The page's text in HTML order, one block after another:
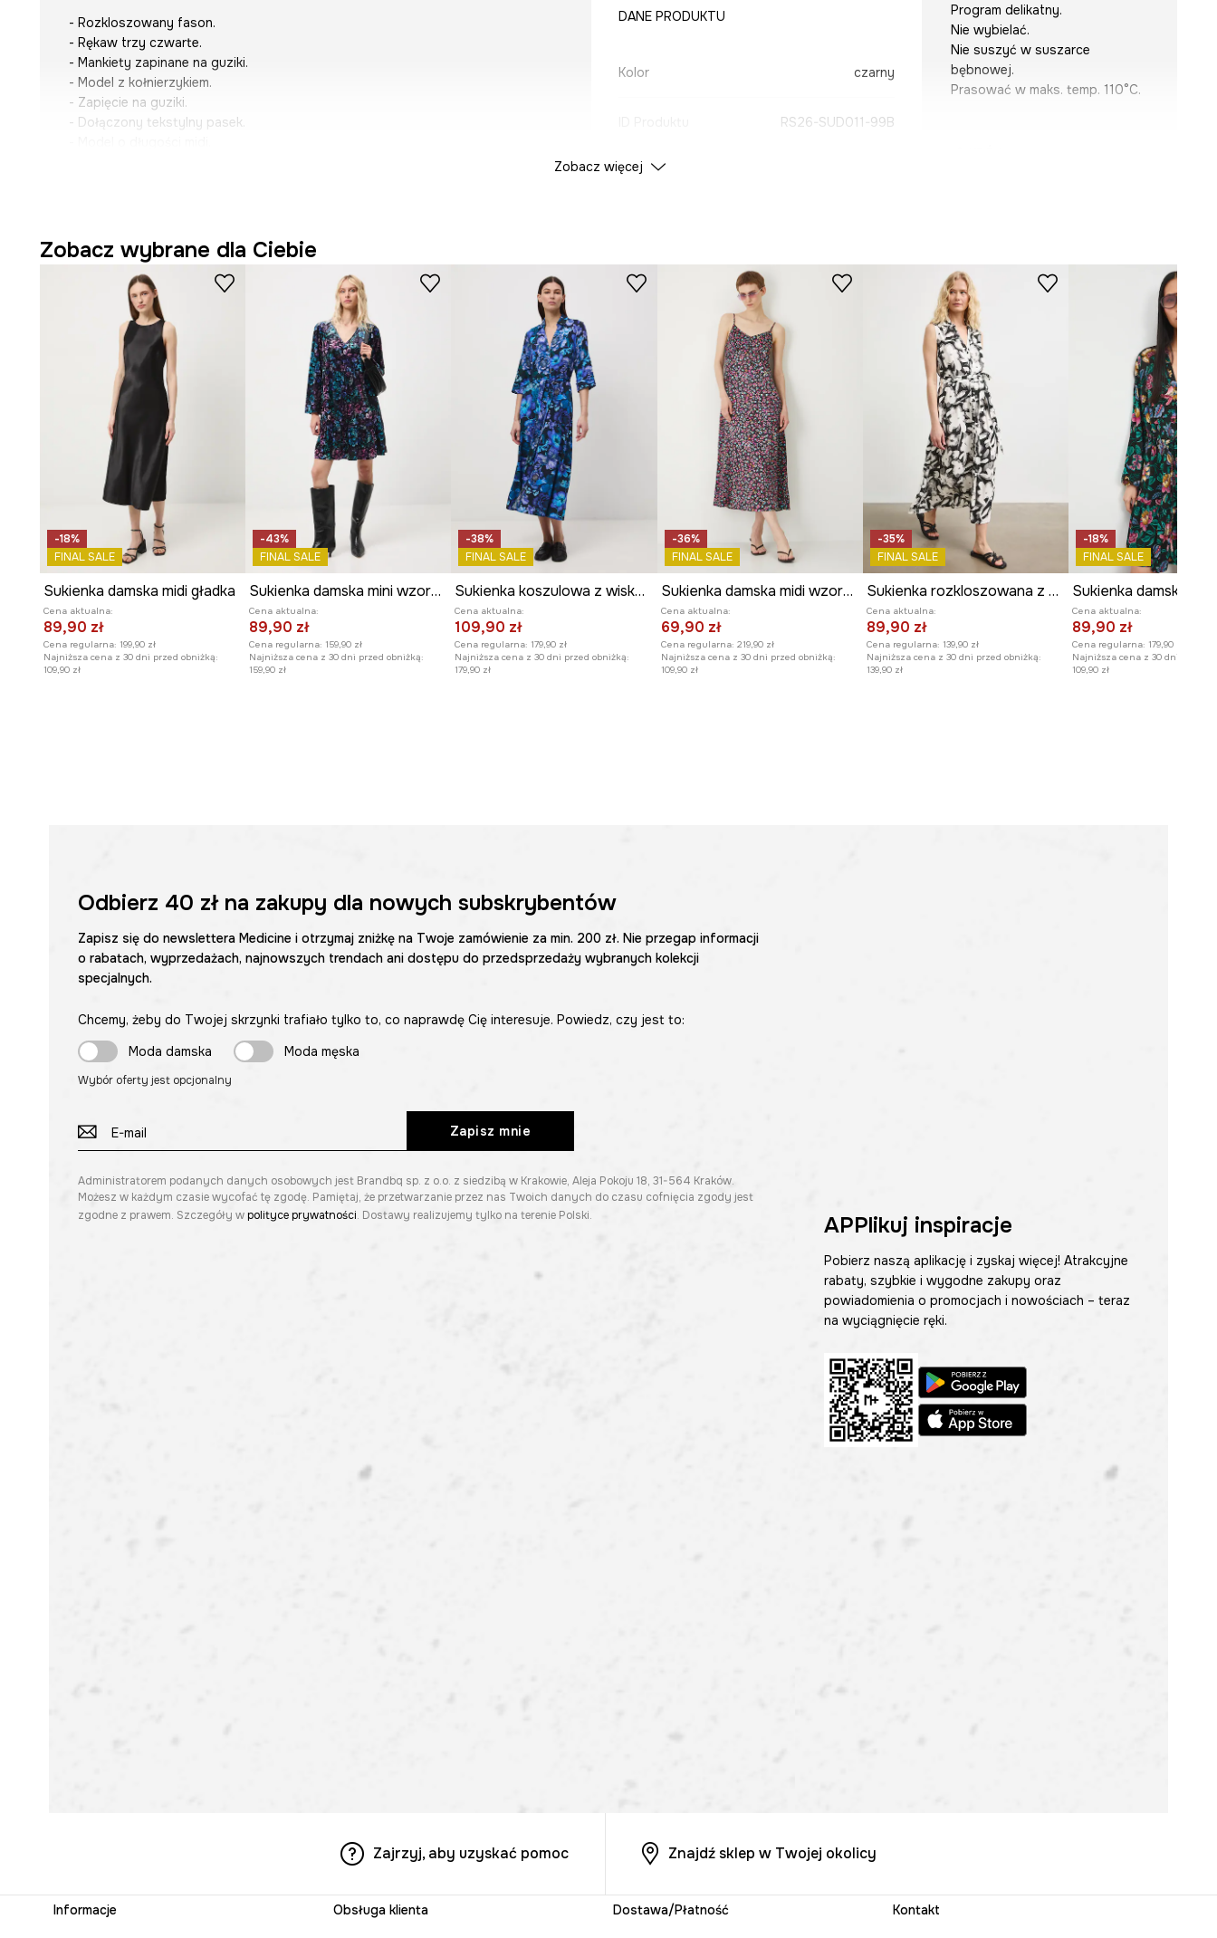
- Rozkloszowany fason.
- Rękaw trzy czwarte.
- Mankiety zapinane na guziki.
- Model z kołnierzykiem.
- Zapięcie na guziki.
- Dołączony tekstylny pasek.
- Wymiary podane dla rozmiaru: S.
DANE PRODUKTU
Kolor czarny
RS26-SUD011-99B
Producent
Program delikatny.
Nie wybielać.
Nie suszyć w suszarce
bębnowej.
Prasować w maks. temp. 110°C.
WYMIARY
Modelka na zdjęciu ma 175 cm
wzrostu i ma na sobie rozmiar S.
Zobacz wymiary produktu
Zobacz więcej
Zobacz wybrane dla Ciebie
-18%
FINAL SALE
Sukienka damska midi gładka
Cena aktualna:
89,90 zł
Cena regularna: 199,90 zł
Najniższa cena z 30 dni przed obniżką:
109,90 zł
-43%
FINAL SALE
Sukienka damska mini wzorzysta
Cena aktualna:
89,90 zł
Cena regularna: 159,90 zł
Najniższa cena z 30 dni przed obniżką:
159,90 zł
-38%
FINAL SALE
Sukienka koszulowa z wiskozy
Cena aktualna:
109,90 zł
Cena regularna: 179,90 zł
Najniższa cena z 30 dni przed obniżką:
179,90 zł
-36%
FINAL SALE
Sukienka damska midi wzorzysta
Cena aktualna:
69,90 zł
Cena regularna: 219,90 zł
Najniższa cena z 30 dni przed obniżką:
109,90 zł
-35%
FINAL SALE
Sukienka rozkloszowana z wiskozy z paskiem z motywem roślinnym
Cena aktualna:
89,90 zł
Cena regularna: 139,90 zł
Najniższa cena z 30 dni przed obniżką:
139,90 zł
-18%
FINAL SALE
Cena aktualna:
89,90 zł
Cena regularna: 179,90 zł
Najniższa cena z 30 dni przed
109,90 zł
Odbierz 40 złna zakupy dla nowych subskrybentów
Zapisz się do newslettera Medicine i otrzymaj zniżkę na Twoje zamówienie za min. 200 zł. Nie przegap informacji
o rabatach, wyprzedażach, najnowszych trendach ani dostępu do przedsprzedaży wybranych kolekcji
specjalnych.
Chcemy, żeby do Twojej skrzynki trafiało tylko to, co naprawdę Cię interesuje. Powiedz, czy jest to:
Moda damska
Moda męska
Wybór oferty jest opcjonalny
Zapisz mnie
Administratorem podanych danych osobowych jest Brandbq sp. z o.o. z siedzibą w Krakowie, Aleja Pokoju 18, 31-564 Kraków.
Możesz w każdym czasie wycofać tę zgodę. Pamiętaj, że przetwarzanie przez nas Twoich danych do czasu cofnięcia zgody jest
zgodne z prawem. Szczegóły w polityce prywatności. Dostawy realizujemy tylko na terenie Polski. APPlikuj inspiracje
Pobierz naszą aplikację i zyskaj więcej! Atrakcyjne
rabaty, szybkie i wygodne zakupy oraz
powiadomienia o promocjach i nowościach – teraz
na wyciągnięcie ręki.
Zajrzyj, aby uzyskać pomoc Znajdź sklep w Twojej okolicy
Informacje Obsługa klienta Dostawa/Płatność Kontakt